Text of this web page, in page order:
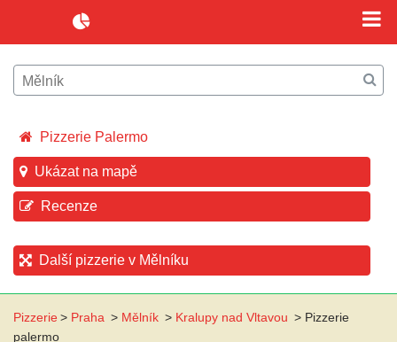
Pizzerie Palermo
Ukázat na mapě
Recenze
Další pizzerie v Mělníku
Pizzerie> Praha > Mělník > Kralupy nad Vltavou > Pizzerie
palermo